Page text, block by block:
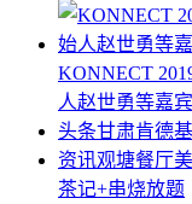
KONNECT
人赵世勇等嘉
头条甘肃肯德
资讯观塘餐厅
茶记+串烧放题